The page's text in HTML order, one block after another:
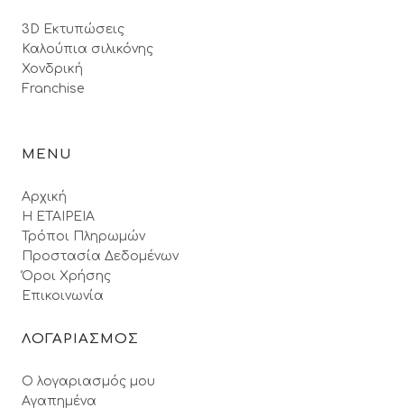
3D Εκτυπώσεις
Καλούπια σιλικόνης
Χονδρική
Franchise
MENU
Αρχική
Η ΕΤΑΙΡΕΙΑ
Τρόποι Πληρωμών
Προστασία Δεδομένων
Όροι Xρήσης
Επικοινωνία
ΛΟΓΑΡΙΑΣΜΟΣ
Ο λογαριασμός μου
Αγαπημένα